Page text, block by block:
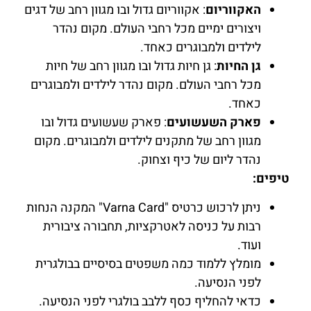
האקווריום: אקווריום גדול ובו מגוון רחב של דגים
ויצורים ימיים מכל רחבי העולם. מקום נהדר
לילדים ולמבוגרים כאחד.
גן החיות: גן חיות גדול ובו מגוון רחב של חיות
מכל רחבי העולם. מקום נהדר לילדים ולמבוגרים
כאחד.
פארק השעשועים: פארק שעשועים גדול ובו
מגוון רחב של מתקנים לילדים ולמבוגרים. מקום
נהדר ליום של כיף וצחוק.
טיפים:
ניתן לרכוש כרטיס "Varna Card" המקנה הנחות
רבות על כניסה לאטרקציות, תחבורה ציבורית
ועוד.
מומלץ ללמוד כמה משפטים בסיסיים בבולגרית
לפני הנסיעה.
כדאי להחליף כסף ללבב בולגרי לפני הנסיעה.